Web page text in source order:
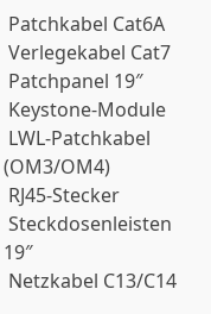
Patchkabel Cat6A
Verlegekabel Cat7
Patchpanel 19″
Keystone-Module
LWL-Patchkabel
(OM3/OM4)
RJ45-Stecker
Steckdosenleisten
19″
Netzkabel C13/C14